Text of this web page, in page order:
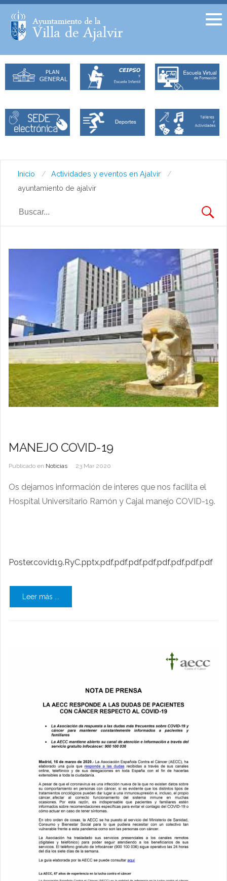
Facebook
Inicio
Actividades y eventos en Ajalvir
ayuntamiento de ajalvir
MANEJO COVID-19
Publicado en Noticias 23 Mar 2020
Os dejamos información de interes que nos facilita el
Hospital Universitario Ramón y Cajal manejo COVID-19.
Poster.covid19.RyC.pptx.pdf.pdf.pdf.pdf.pdf.pdf.pdf.pdf
Leer más ...